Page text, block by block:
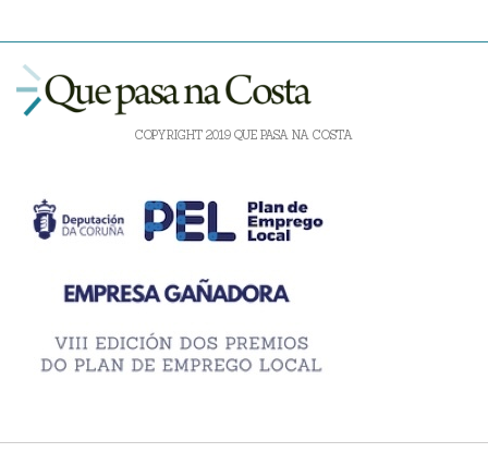
COPYRIGHT 2019 QUE PASA NA COSTA